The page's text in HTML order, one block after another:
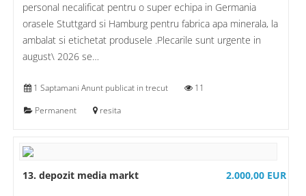
personal necalificat pentru o super echipa in Germania
orasele Stuttgard si Hamburg pentru fabrica apa minerala, la
ambalat si etichetat produsele .Plecarile sunt urgente in
august\ 2026 se…
1 Saptamani Anunt publicat in trecut
11
Permanent
resita
13. depozit media markt 2.000,00 EUR